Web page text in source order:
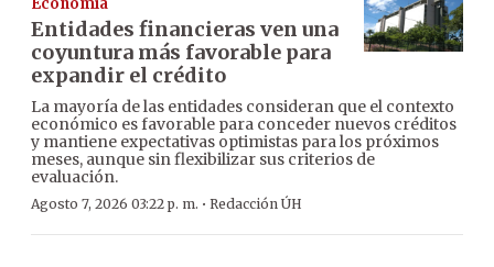
Economía
Entidades financieras ven una
coyuntura más favorable para
expandir el crédito
La mayoría de las entidades consideran que el contexto
económico es favorable para conceder nuevos créditos
y mantiene expectativas optimistas para los próximos
meses, aunque sin flexibilizar sus criterios de
evaluación.
Agosto 7, 2026 03:22 p. m. · Redacción ÚH